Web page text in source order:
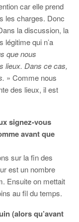
car elle prend
les charges. Donc
la discussion, la
légitime qui n’a
que nous
lieux. Dans ce cas,
» Comme nous
des lieux, il est
signez-vous
avant que
sur la fin des
est un nombre
Ensuite on mettait
au fil du temps.
(alors qu’avant